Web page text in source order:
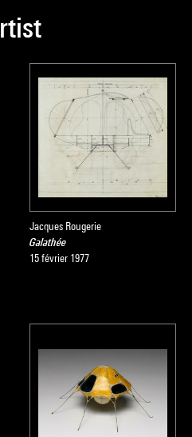
Jacques Rougerie
Galathée
15 février 1977